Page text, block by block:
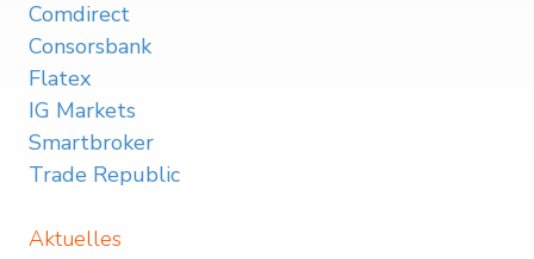
Comdirect
Consorsbank
Flatex
IG Markets
Smartbroker
Trade Republic
Aktuelles